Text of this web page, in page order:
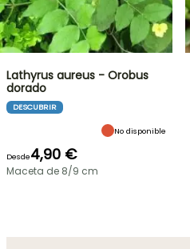
Lathyrus aureus - Orobus
dorado
DESCUBRIR
No disponible
Desde4,90 €
Maceta de 8/9 cm